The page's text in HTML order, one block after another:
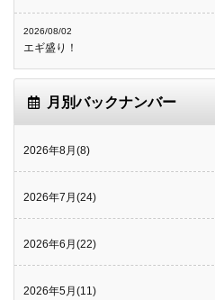
2026/08/02
エギ盛り！
月別バックナンバー
2026年8月(8)
2026年7月(24)
2026年6月(22)
2026年5月(11)